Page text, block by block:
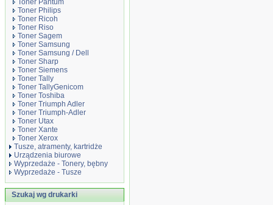
Toner Pantum
Toner Philips
Toner Ricoh
Toner Riso
Toner Sagem
Toner Samsung
Toner Samsung / Dell
Toner Sharp
Toner Siemens
Toner Tally
Toner TallyGenicom
Toner Toshiba
Toner Triumph Adler
Toner Triumph-Adler
Toner Utax
Toner Xante
Toner Xerox
Tusze, atramenty, kartridże
Urządzenia biurowe
Wyprzedaże - Tonery, bębny
Wyprzedaże - Tusze
Szukaj wg drukarki